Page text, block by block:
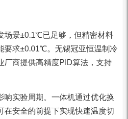
场景±0.1℃已足够，但精密材料
要求±0.01℃。无锡冠亚恒温制冷
厂商提供高精度PID算法，支持
响实验周期。一体机通过优化换
在安全的前提下实现快速温度切